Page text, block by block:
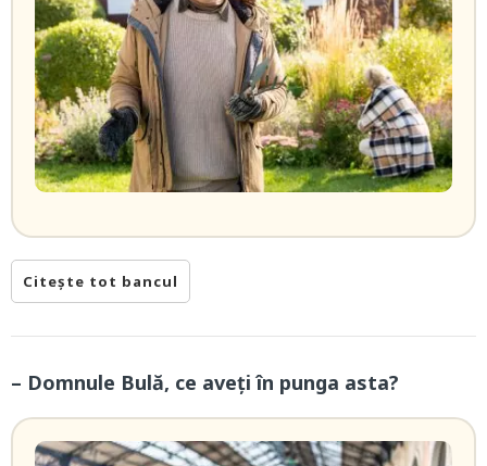
Citește tot bancul
– Domnule Bulă, ce aveți în punga asta?